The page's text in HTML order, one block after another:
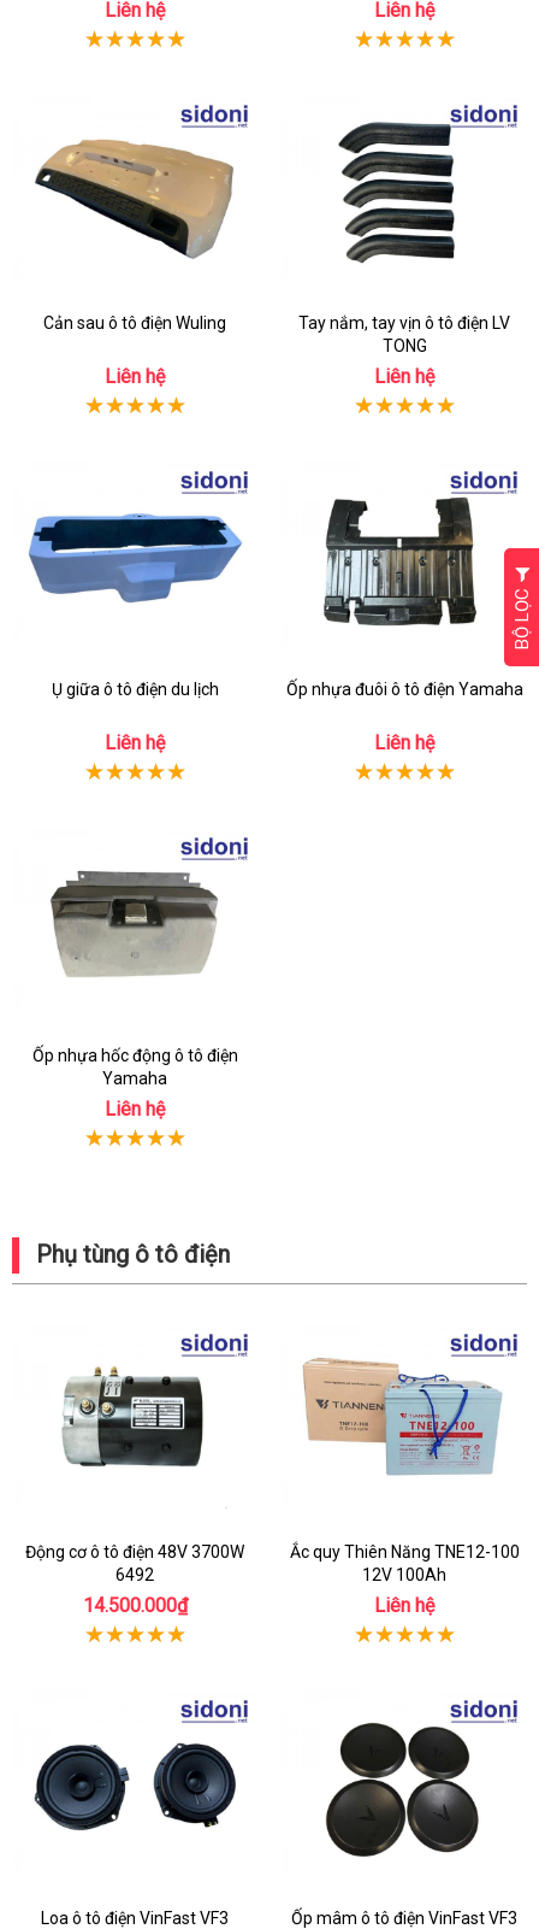
Liên hệ Liên hệ
Cản sau ô tô điện Wuling
Liên hệ
Tay nắm, tay vịn ô tô điện LV
TONG
Liên hệ
Ụ giữa ô tô điện du lịch
Liên hệ
Ốp nhựa đuôi ô tô điện Yamaha
Liên hệ
Ốp nhựa hốc động ô tô điện
Yamaha
Liên hệ
Phụ tùng ô tô điện
Động cơ ô tô điện 48V 3700W
6492
14.500.000₫
Ắc quy Thiên Năng TNE12-100
12V 100Ah
Liên hệ
Loa ô tô điện VinFast VF3 Ốp mâm ô tô điện VinFast VF3
BỘ LỌC